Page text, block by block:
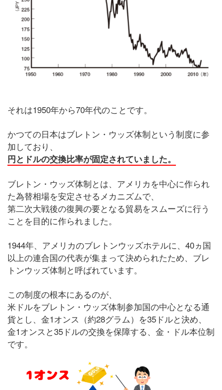
それは1950年から70年代のことです。
かつての日本はブレトン・ウッズ体制という制度に参
加しており、
円とドルの交換比率が固定されていました。
ブレトン・ウッズ体制とは、アメリカを中心に作られ
た為替相場を安定させるメカニズムで、
第二次大戦後の復興の要となる貿易をスムーズに行う
ことを目的に作られました。
1944年、アメリカのブレトンウッズホテルに、40ヵ国
以上の連合国の代表が集まって決められたため、ブレ
トンウッズ体制と呼ばれています。
この制度の根本にあるのが、
米ドルをブレトン・ウッズ体制参加国の中心となる通
貨とし、金1オンス（約28グラム）を35ドルと決め、
金1オンスと35ドルの交換を保障する、金・ドル本位制
です。